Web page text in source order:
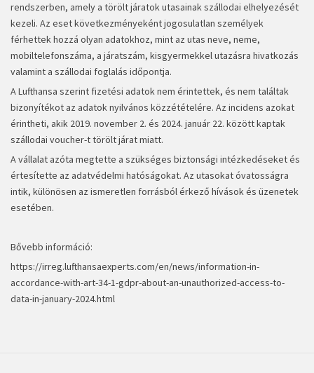
rendszerben, amely a törölt járatok utasainak szállodai elhelyezését
kezeli. Az eset következményeként jogosulatlan személyek
férhettek hozzá olyan adatokhoz, mint az utas neve, neme,
mobiltelefonszáma, a járatszám, kisgyermekkel utazásra hivatkozás
valamint a szállodai foglalás időpontja.
A Lufthansa szerint fizetési adatok nem érintettek, és nem találtak
bizonyítékot az adatok nyilvános közzétételére. Az incidens azokat
érintheti, akik 2019. november 2. és 2024. január 22. között kaptak
szállodai voucher-t törölt járat miatt.
A vállalat azóta megtette a szükséges biztonsági intézkedéseket és
értesítette az adatvédelmi hatóságokat. Az utasokat óvatosságra
intik, különösen az ismeretlen forrásból érkező hívások és üzenetek
esetében.
Bővebb információ:
https://irreg.lufthansaexperts.com/en/news/information-in-
accordance-with-art-34-1-gdpr-about-an-unauthorized-access-to-
data-in-january-2024.html